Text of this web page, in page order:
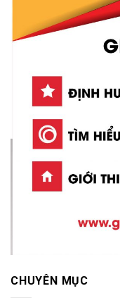
CHUYÊN MỤC